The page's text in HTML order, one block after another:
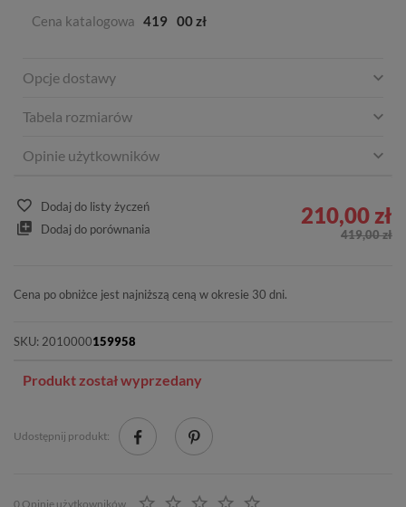
Cena katalogowa 419 00 zł
Opcje dostawy
Tabela rozmiarów
Opinie użytkowników
Dodaj do listy życzeń
Dodaj do porównania
210,00 zł
419,00 zł
Cena po obniżce jest najniższą ceną w okresie 30 dni.
SKU: 2010000159958
Produkt został wyprzedany
Udostępnij produkt:
0 Opinie użytkowników